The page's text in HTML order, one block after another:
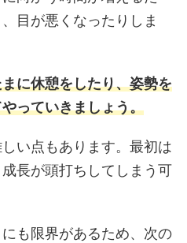
目が悪くなったりしま
に休憩をしたり、姿勢を
っていきましょう。
い点もあります。最初は
長が頭打ちしてしまう可
も限界があるため、次の